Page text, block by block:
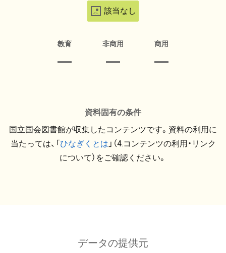
該当なし
教育 非商用 商用
資料固有の条件
国立国会図書館が収集したコンテンツです。資料の利用に
当たっては、「ひなぎくとは 」（4.コンテンツの利用・リンク
について）をご確認ください。
データの提供元